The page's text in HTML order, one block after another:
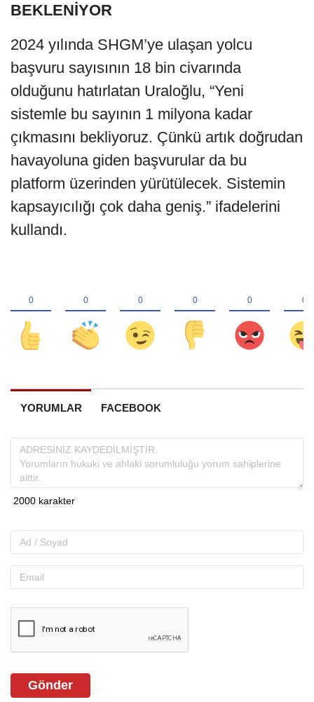
BEKLENİYOR
2024 yılında SHGM’ye ulaşan yolcu
başvuru sayısının 18 bin civarında
olduğunu hatırlatan Uraloğlu, “Yeni
sistemle bu sayının 1 milyona kadar
çıkmasını bekliyoruz. Çünkü artık doğrudan
havayoluna giden başvurular da bu
platform üzerinden yürütülecek. Sistemin
kapsayıcılığı çok daha geniş.” ifadelerini
kullandı.
YORUMLAR FACEBOOK
Gönder